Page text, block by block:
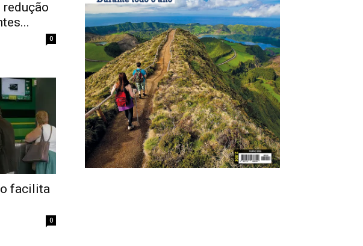
redução
0
facilita
0